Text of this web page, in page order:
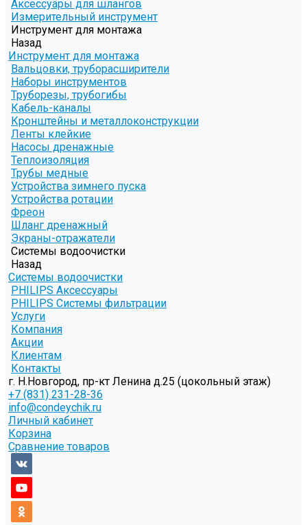
Аксессуары для шлангов
Измерительный инструмент
Инструмент для монтажа
Назад
Инструмент для монтажа
Вальцовки, труборасширители
Наборы инструментов
Труборезы, трубогибы
Кабель-каналы
Кронштейны и металлоконструкции
Ленты клейкие
Насосы дренажные
Теплоизоляция
Трубы медные
Устройства зимнего пуска
Устройства ротации
Фреон
Шланг дренажный
Экраны-отражатели
Системы водоочистки
Назад
Системы водоочистки
PHILIPS Аксессуары
PHILIPS Системы фильтрации
Услуги
Компания
Акции
Клиентам
Контакты
г. Н.Новгород, пр-кт Ленина д.25 (цокольный этаж)
+7 (831) 231-28-36
info@condeychik.ru
Личный кабинет
Корзина
Сравнение товаров